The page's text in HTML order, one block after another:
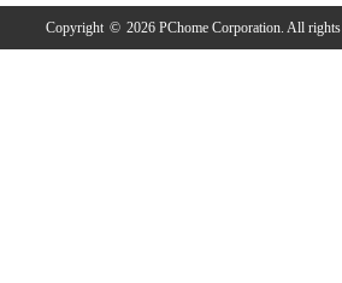
Copyright © 2026 PChome Corporation. All rights